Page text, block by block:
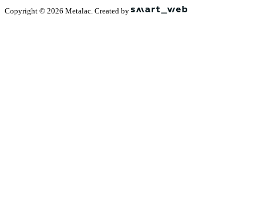
Copyright © 2026 Metalac. Created by